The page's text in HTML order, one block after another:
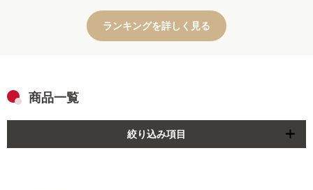
ランキングを詳しく見る
商品一覧
絞り込み項目